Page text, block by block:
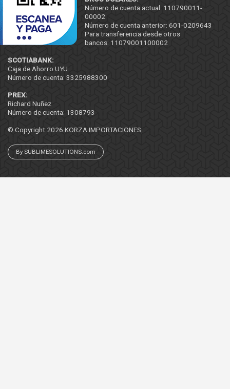
Número de cuenta actual: 110790011-
00002
Número de cuenta anterior: 601-0209643
Para transferencia desde otros
bancos: 11079001100002
SCOTIABANK:
Caja de Ahorro UYU
Número de cuenta: 3325988300
PREX:
Richard Nuñez
Número de cuenta: 1308793
© Copyright 2026 KORZA IMPORTACIONES
By SUBLIMESOLUTIONS.com